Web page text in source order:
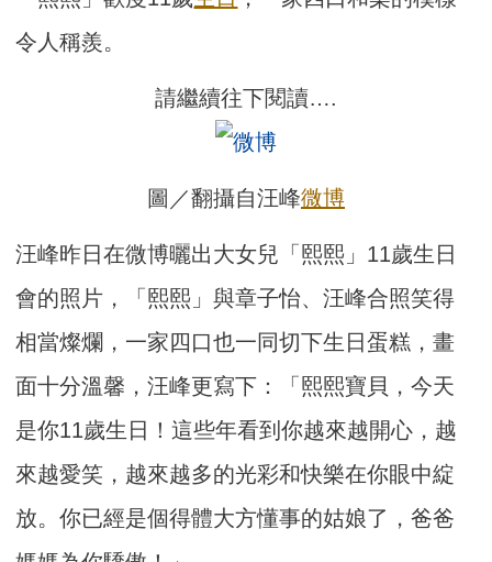
令人稱羨。
請繼續往下閱讀….
圖／翻攝自汪峰微博
汪峰昨日在微博曬出大女兒「熙熙」11歲生日
會的照片，「熙熙」與章子怡、汪峰合照笑得
相當燦爛，一家四口也一同切下生日蛋糕，畫
面十分溫馨，汪峰更寫下：「熙熙寶貝，今天
是你11歲生日！這些年看到你越來越開心，越
來越愛笑，越來越多的光彩和快樂在你眼中綻
放。你已經是個得體大方懂事的姑娘了，爸爸